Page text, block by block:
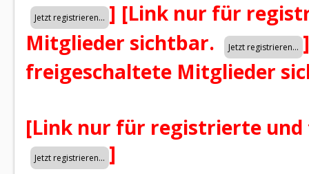
] [Link nur für
Mitglieder sichtbar.
]
freigeschaltete Mitglieder
[Link nur für registrierte
]